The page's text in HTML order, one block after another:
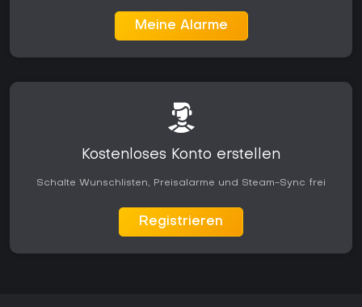
Meine Alarme
Kostenloses Konto erstellen
Schalte Wunschlisten, Preisalarme und Steam-Sync frei
Registrieren